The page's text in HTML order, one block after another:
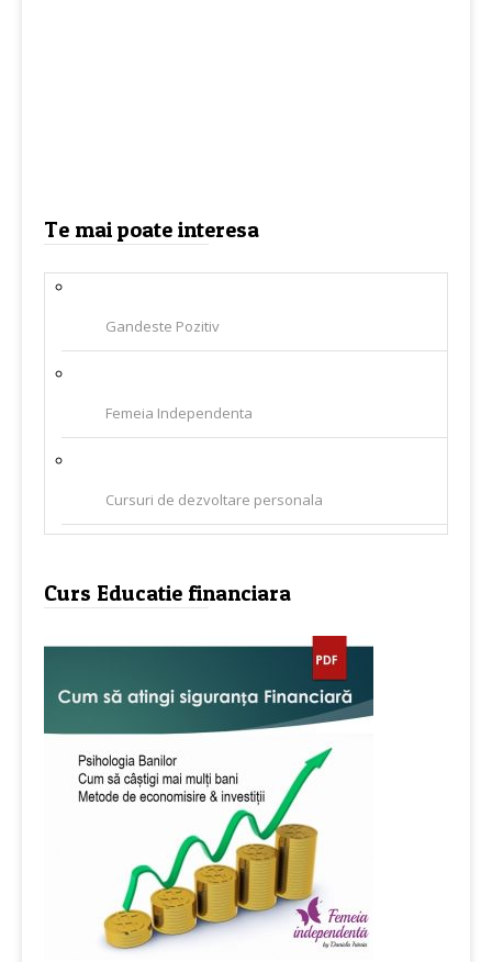
Te mai poate interesa
Gandeste Pozitiv
Femeia Independenta
Cursuri de dezvoltare personala
Curs Educatie financiara